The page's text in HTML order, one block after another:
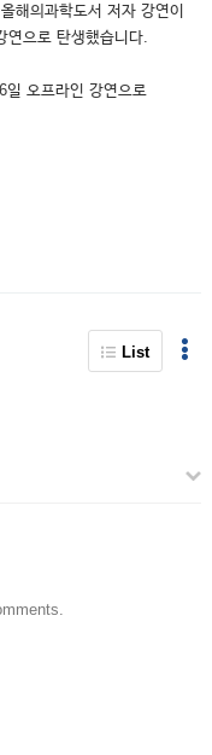
해의과학도서 저자 강연이
연으로 탄생했습니다.
일 오프라인 강연으로
List